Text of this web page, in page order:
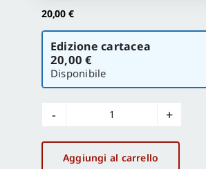
20,00 €
Scegli
versione
Edizione cartacea
20,00 €
Disponibile
Sociologia
n.1/2005
quantità
Aggiungi al carrello